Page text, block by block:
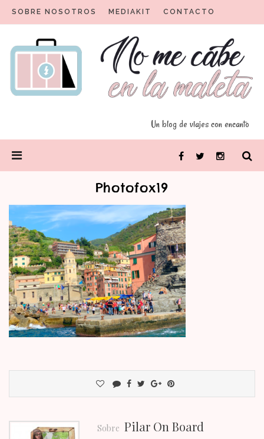
SOBRE NOSOTROS MEDIAKIT CONTACTO
Un blog de viajes con encanto
No me cabe en la maleta
Un blog para viajeros con encanto
FacebookTwitter Instagram
Photofox19
Sobre Pilar On Board